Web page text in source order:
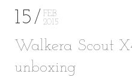
15
FEB
2015
Walkera Scout
unboxing